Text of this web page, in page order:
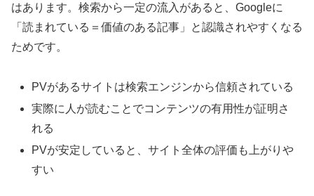
はあります。検索から一定の流入があると、Googleに
「読まれている＝価値のある記事」と認識されやすくなる
ためです。
PVがあるサイトは検索エンジンから信頼されている
実際に人が読むことでコンテンツの有用性が証明さ
れる
PVが安定していると、サイト全体の評価も上がりや
すい